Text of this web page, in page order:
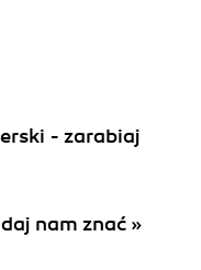
- zarabiaj
nam znać »